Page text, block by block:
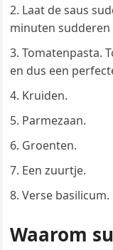
Laat de saus
minuten sudderen
Tomatenpasta.
en dus een
Kruiden.
Parmezaan.
Groenten.
Een zuurtje.
Verse basilicum.
Waarom